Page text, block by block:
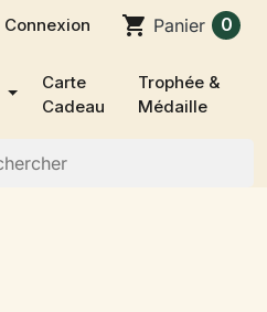
Connexion shopping_cart Panier 0
Carte
Cadeau
Trophée &
Médaille